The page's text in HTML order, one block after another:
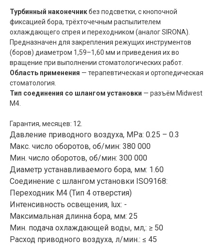
Турбинный наконечникбез подсветки, с кнопочной
фиксацией бора, трёхточечным распылителем
охлаждающего спрея и переходником (аналог SIRONA).
Предназначен для закрепления режущих инструментов
(боров) диаметром 1,59–1,60 мм и приведения их во
вращение при выполнении стоматологических работ.
Область применения — терапевтическая и ортопедическая
стоматология.
Тип соединения со шлангом установки — разъём Midwest
M4.
Гарантия, месяцев: 12.
Давление приводного воздуха, MРа: 0.25 – 0.3
Макс. число оборотов, об/мин: 380 000
Мин. число оборотов, об/мин: 300 000
Диаметр устанавливаемого бора, мм: 1.60
Соединение с шлангом установки ISO9168:
Переходник М4 (Тип 4 отверстия)
Интенсивность освещения, lux: -
Максимальная длинна бора, мм: 25
Мин. подача охлаждающей воды, мл,: ≥ 50
Расход приводного воздуха, л/мин.: ≤ 45